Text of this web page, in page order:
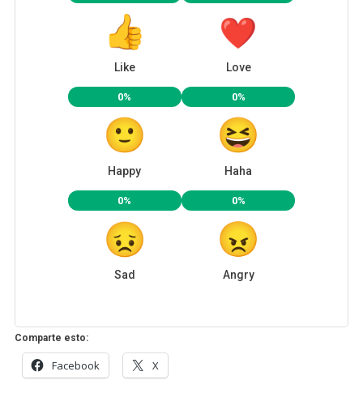
Like Love
0%
Happy
0%
Haha
0%
Sad
0%
Angry
Comparte esto:
Facebook X